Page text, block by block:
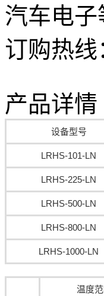
汽车电子
订购热线
产品详情
设备型号
LRHS-101-LN
LRHS-225-LN
LRHS-500-LN
LRHS-800-LN
LRHS-1000-LN
温度